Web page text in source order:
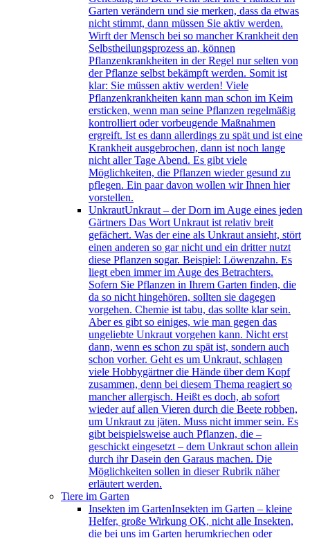
Garten verändern und sie merken, dass da etwas
nicht stimmt, dann müssen Sie aktiv werden.
Wirft der Mensch bei so mancher Krankheit den
Selbstheilungsprozess an, können
Pflanzenkrankheiten in der Regel nur selten von
der Pflanze selbst bekämpft werden. Somit ist
klar: Sie müssen aktiv werden! Viele
Pflanzenkrankheiten kann man schon im Keim
ersticken, wenn man seine Pflanzen regelmäßig
kontrolliert oder vorbeugende Maßnahmen
ergreift. Ist es dann allerdings zu spät und ist eine
Krankheit ausgebrochen, dann ist noch lange
nicht aller Tage Abend. Es gibt viele
Möglichkeiten, die Pflanzen wieder gesund zu
pflegen. Ein paar davon wollen wir Ihnen hier
vorstellen.
UnkrautUnkraut – der Dorn im Auge eines jeden
Gärtners Das Wort Unkraut ist relativ breit
gefächert. Was der eine als Unkraut ansieht, stört
einen anderen so gar nicht und ein dritter nutzt
diese Pflanzen sogar. Beispiel: Löwenzahn. Es
liegt eben immer im Auge des Betrachters.
Sofern Sie Pflanzen in Ihrem Garten finden, die
da so nicht hingehören, sollten sie dagegen
vorgehen. Chemie ist tabu, das sollte klar sein.
Aber es gibt so einiges, wie man gegen das
ungeliebte Unkraut vorgehen kann. Nicht erst
dann, wenn es schon zu spät ist, sondern auch
schon vorher. Geht es um Unkraut, schlagen
viele Hobbygärtner die Hände über dem Kopf
zusammen, denn bei diesem Thema reagiert so
mancher allergisch. Heißt es doch, ab sofort
wieder auf allen Vieren durch die Beete robben,
um Unkraut zu jäten. Muss nicht immer sein. Es
gibt beispielsweise auch Pflanzen, die –
geschickt eingesetzt – dem Unkraut schon allein
durch ihr Dasein den Garaus machen. Die
Möglichkeiten sollen in dieser Rubrik näher
erläutert werden.
Tiere im Garten
Insekten im GartenInsekten im Garten – kleine
Helfer, große Wirkung OK, nicht alle Insekten,
die bei uns im Garten herumkriechen oder